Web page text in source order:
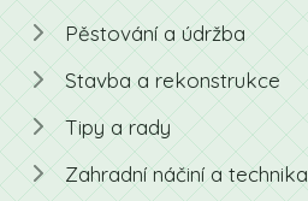
Pěstování a údržba
Stavba a rekonstrukce
Tipy a rady
Zahradní náčiní a technika